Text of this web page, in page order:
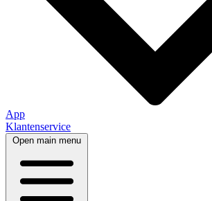
App
Klantenservice
Open main menu